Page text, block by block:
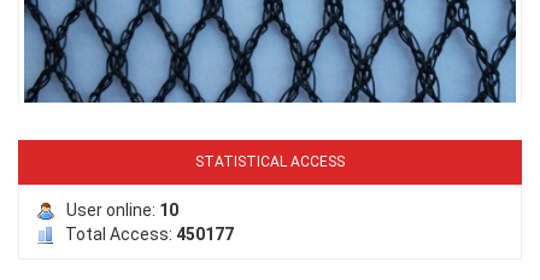
LƯỚI CHẮN CHIM
STATISTICAL ACCESS
User online: 10
Total Access: 450177